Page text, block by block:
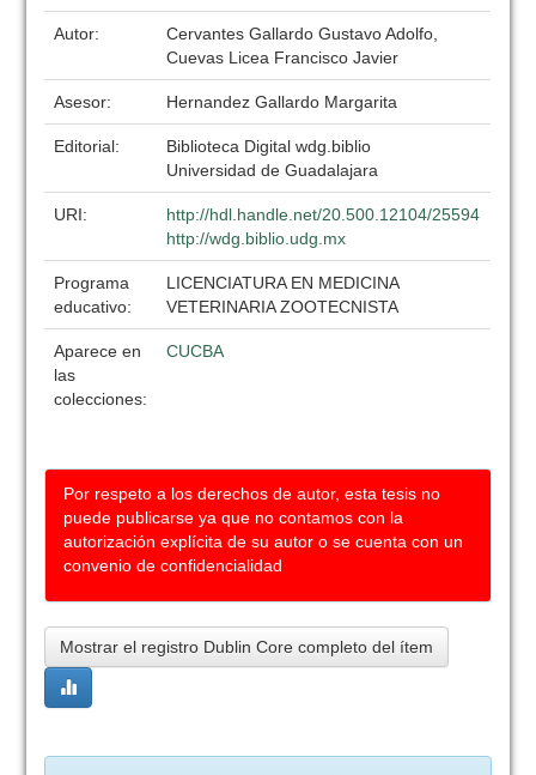
Autor:
Cervantes Gallardo Gustavo Adolfo,
Cuevas Licea Francisco Javier
Asesor: Hernandez Gallardo Margarita
Editorial:
Biblioteca Digital wdg.biblio
Universidad de Guadalajara
URI:
http://hdl.handle.net/20.500.12104/25594
http://wdg.biblio.udg.mx
Programa
educativo:
LICENCIATURA EN MEDICINA
VETERINARIA ZOOTECNISTA
Aparece en
las
colecciones:
CUCBA
Por respeto a los derechos de autor, esta tesis no
puede publicarse ya que no contamos con la
autorización explícita de su autor o se cuenta con un
convenio de confidencialidad
Mostrar el registro Dublin Core completo del ítem